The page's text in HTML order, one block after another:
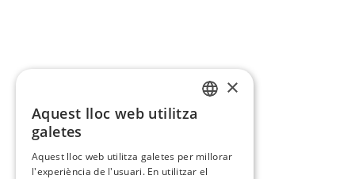
×
Aquest lloc web utilitza
galetes
Aquest lloc web utilitza galetes per millorar
l'experiència de l'usuari. En utilitzar el